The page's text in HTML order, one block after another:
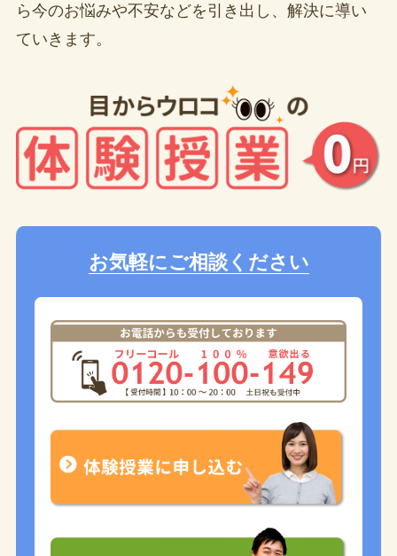
ら今のお悩みや不安などを引き出し、解決に導い
ていきます。
お気軽にご相談ください